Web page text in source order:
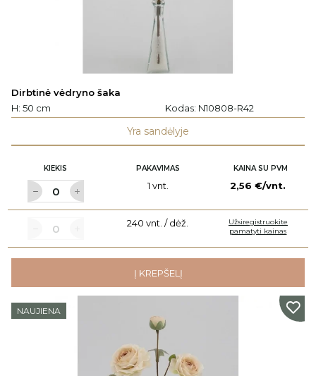
Dirbtinė vėdryno šaka
H: 50 cm
Kodas: N10808-R42
Yra sandėlyje
KIEKIS PAKAVIMAS KAINA SU PVM
1 vnt. 2,56 €/vnt.
240 vnt. / dėž.
Užsiregistruokite
pamatyti kainas
Į KREPŠELĮ
NAUJIENA